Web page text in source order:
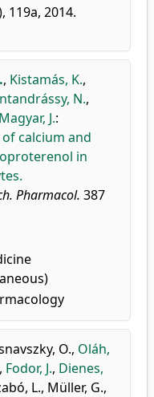
119a, 2014.
, Kistamás, K.,
N.,
Magyar, J.:
calcium and
in
Pharmacol. 387
O., Oláh,
, Fodor, J., Dienes,
L., Müller, G.,